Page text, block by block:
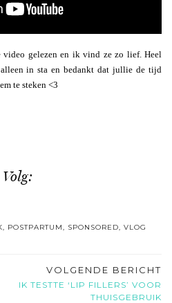
video gelezen en ik vind ze zo lief. Heel
in sta en bedankt dat jullie de tijd
te steken <3
Volg:
, POSTPARTUM, SPONSORED, VLOG
VOLGENDE BERICHT
IK TESTTE ‘LIP FILLERS’ VOOR
THUISGEBRUIK